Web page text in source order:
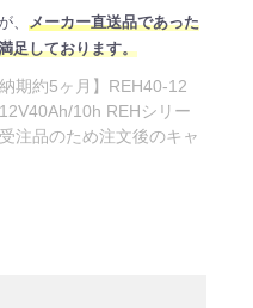
、 メーカー直送品であった
足しております。
期約5ヶ月】REH40-12
10h REHシリー
注品のため注文後のキャ